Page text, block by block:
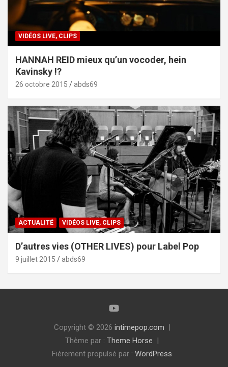
VIDÉOS LIVE, CLIPS
HANNAH REID mieux qu’un vocoder, hein
Kavinsky !?
26 octobre 2015 abds69
ACTUALITÉ VIDÉOS LIVE, CLIPS
D’autres vies (OTHER LIVES) pour Label Pop
9 juillet 2015 abds69
Copyright © 2026 intimepop.com
Thème par : Theme Horse
Fièrement propulsé par : WordPress